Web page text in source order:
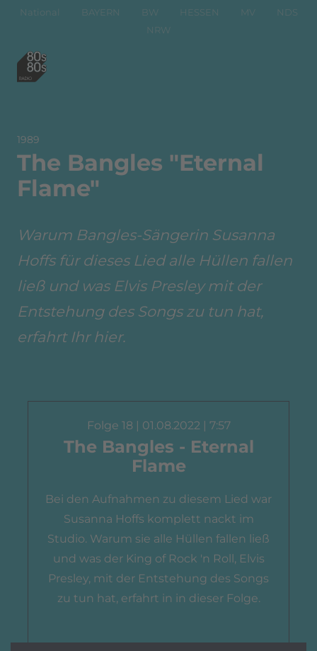
National BAYERN BW HESSEN MV
NDS
NRW
1989
The Bangles "Eternal
Flame"
Warum Bangles-Sängerin Susanna
Hoffs für dieses Lied alle Hüllen fallen
ließ und was Elvis Presley mit der
Entstehung des Songs zu tun hat,
erfahrt Ihr hier.
Folge 18 | 01.08.2022 | 7:57
The Bangles - Eternal
Flame
Bei den Aufnahmen zu diesem Lied war
Susanna Hoffs komplett nackt im
Studio. Warum sie alle Hüllen fallen ließ
und was der King of Rock 'n Roll, Elvis
Presley, mit der Entstehung des Songs
zu tun hat, erfahrt in in dieser Folge.